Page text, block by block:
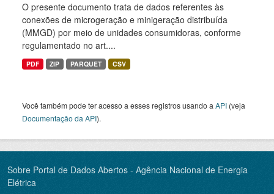
O presente documento trata de dados referentes às
conexões de microgeração e minigeração distribuída
(MMGD) por meio de unidades consumidoras, conforme
regulamentado no art....
PDF ZIP PARQUET CSV
Você também pode ter acesso a esses registros usando a API (veja
Documentação da API).
Sobre Portal de Dados Abertos - Agência Nacional de Energia
Elétrica